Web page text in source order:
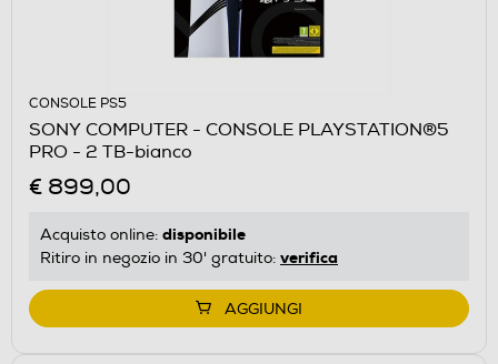
CONSOLE PS5
SONY COMPUTER - CONSOLE PLAYSTATION®5
PRO - 2 TB-bianco
€ 899,00
Acquisto online: disponibile
Ritiro in negozio in 30' gratuito: verifica
AGGIUNGI